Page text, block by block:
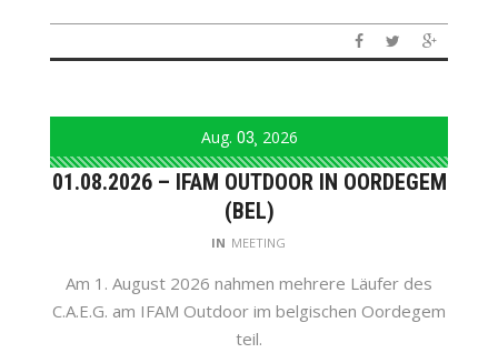
Aug. 03 2026
01.08.2026 – IFAM OUTDOOR IN OORDEGEM
(BEL)
IN MEETING
Am 1. August 2026 nahmen mehrere Läufer des
C.A.E.G. am IFAM Outdoor im belgischen Oordegem
teil.